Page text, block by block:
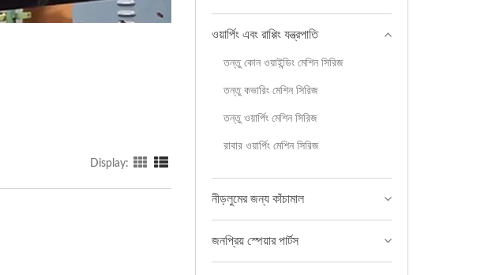
Display:
ওয়ার্পিং এবং রাপ্পিং যন্ত্রপাতি
তন্তু কোন ওয়াইন্ডিং মেশিন সিরিজ
তন্তু কভারিং মেশিন সিরিজ
তন্তু ওয়ার্পিং মেশিন সিরিজ
রাবার ওয়ার্পিং মেশিন সিরিজ
নীড়লুমের জন্য কাঁচামাল
জনপ্রিয় স্পেয়ার পার্টস